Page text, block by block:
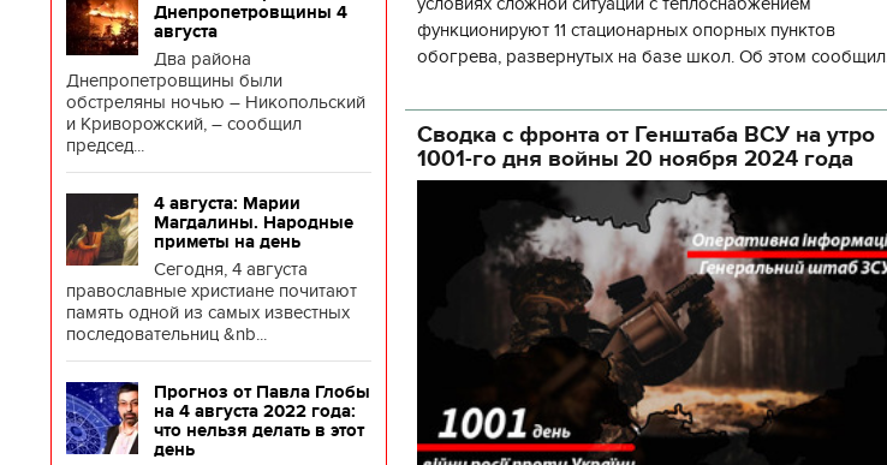
Днепропетровщины 4
августа
Два района
Днепропетровщины были
обстреляны ночью – Никопольский
и Криворожский, – сообщил
председ...
4 августа: Марии
Магдалины. Народные
приметы на день
Сегодня, 4 августа
православные христиане почитают
память одной из самых известных
последовательниц &nb...
Прогноз от Павла Глобы
на 4 августа 2022 года:
что нельзя делать в этот
день
функционируют 11 стационарных опорных пунктов
обогрева, развернутых на базе школ. Об этом сообщил
государственной а
Сводка с фронта от Генштаба ВСУ на утро
1001-го дня войны 20 ноября 2024 года